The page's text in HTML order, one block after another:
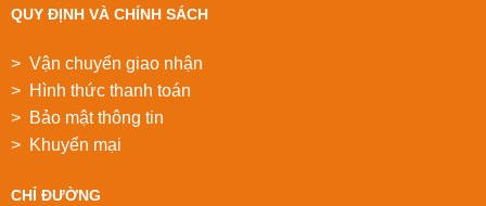
QUY ĐỊNH VÀ CHÍNH SÁCH
> Vận chuyển giao nhận
> Hình thức thanh toán
> Bảo mật thông tin
> Khuyển mại
CHỈ ĐƯỜNG